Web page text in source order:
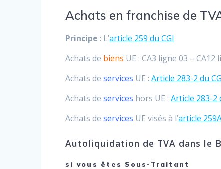
Achats en franchise de
Principe : L’article 259 du CGI
Achats de biens UE : CA3 ligne 03 – CA12
Achats deservices UE :Article 283-2 du
Achats deservices hors UE :Article 283-2
Achats deservices UE visés à l’article
Autoliquidation de TVA dans le
si vous êtes Sous-Traitant